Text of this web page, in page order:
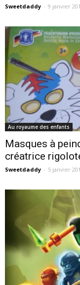
Sweetdaddy - 9 janvier
Au royaume des enfants
Masques à
créatrice
Sweetdaddy - 5 janvier